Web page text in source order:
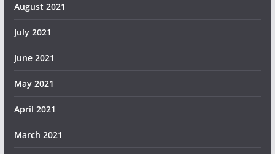
August 2021
July 2021
June 2021
May 2021
April 2021
March 2021